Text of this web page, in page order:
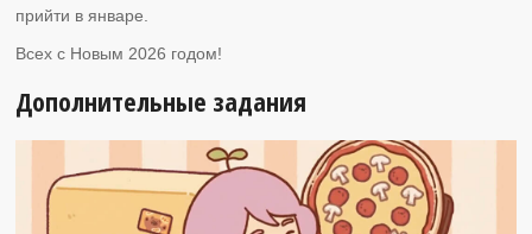
прийти в январе.
Всех с Новым 2026 годом!
Дополнительные задания